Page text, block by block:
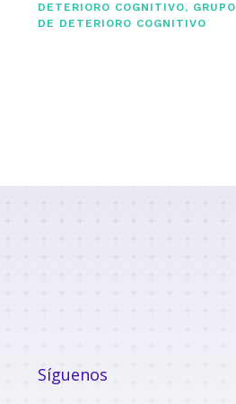
DETERIORO COGNITIVO, GRUPO
DE DETERIORO COGNITIVO
Síguenos